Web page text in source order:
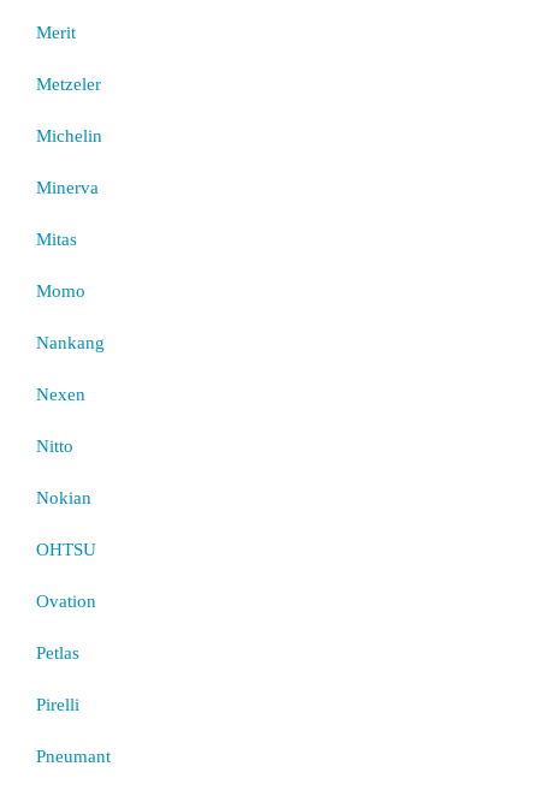
Merit
Metzeler
Michelin
Minerva
Mitas
Momo
Nankang
Nexen
Nitto
Nokian
OHTSU
Ovation
Petlas
Pirelli
Pneumant